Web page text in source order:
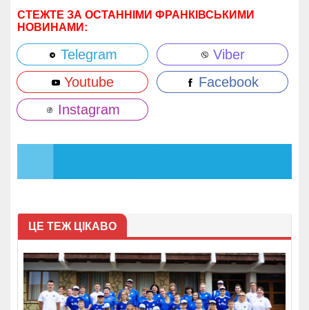
СТЕЖТЕ ЗА ОСТАННІМИ ФРАНКІВСЬКИМИ
НОВИНАМИ:
Telegram
Viber
Youtube
Facebook
Instagram
ЦЕ ТЕЖ ЦІКАВО